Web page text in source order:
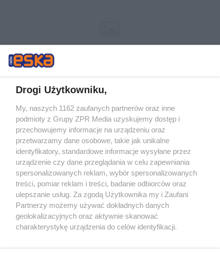
Żaden utwór zamieszczony w serwisie nie może być powielany i
rozpowszechniany lub dalej rozpowszechniany w jakikolwiek sposób (w
tym także elektroniczny lub mechaniczny) na jakimkolwiek polu
eksploatacji w jakiejkolwiek formie, włącznie z umieszczaniem w
Internecie bez pisemnej zgody właściciela praw. Jakiekolwiek użycie lub
wykorzystanie utworów w całości lub w części z naruszeniem prawa,
tzn. bez właściwej zgody, jest zabronione pod groźbą kary i może być
ścigane prawnie.
Drogi Użytkowniku,
My, naszych 1162 zaufanych partnerów oraz inne
podmioty z Grupy ZPR Media uzyskujemy dostęp i
przechowujemy informacje na urządzeniu oraz
przetwarzamy dane osobowe, takie jak unikalne
identyfikatory, standardowe informacje wysyłane przez
urządzenie czy dane przeglądania w celu zapewniania
spersonalizowanych reklam, wybór spersonalizowanych
treści, pomiar reklam i treści, badanie odbiorców oraz
ulepszanie usług. Za zgodą Użytkownika my i Zaufani
Partnerzy możemy używać dokładnych danych
geolokalizacyjnych oraz aktywnie skanować
charakterystykę urządzenia do celów identyfikacji.